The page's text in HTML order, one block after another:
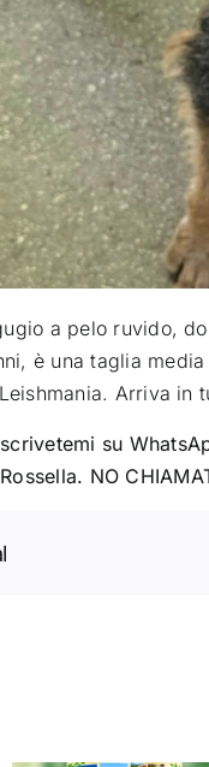
a pelo ruvido,
è una taglia
Arriva
su
NO